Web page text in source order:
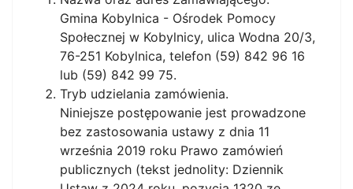
Gmina Kobylnica - Ośrodek Pomocy
Społecznej w Kobylnicy, ulica Wodna 20/3,
76-251 Kobylnica, telefon (59) 842 96 16
lub (59) 842 99 75.
Tryb udzielania zamówienia.
Niniejsze postępowanie jest prowadzone
bez zastosowania ustawy z dnia 11
września 2019 roku Prawo zamówień
publicznych (tekst jednolity: Dziennik